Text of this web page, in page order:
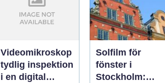
Videomikroskop
tydlig inspektion
i en digital
Solfilm för
fönster i
Stockholm: